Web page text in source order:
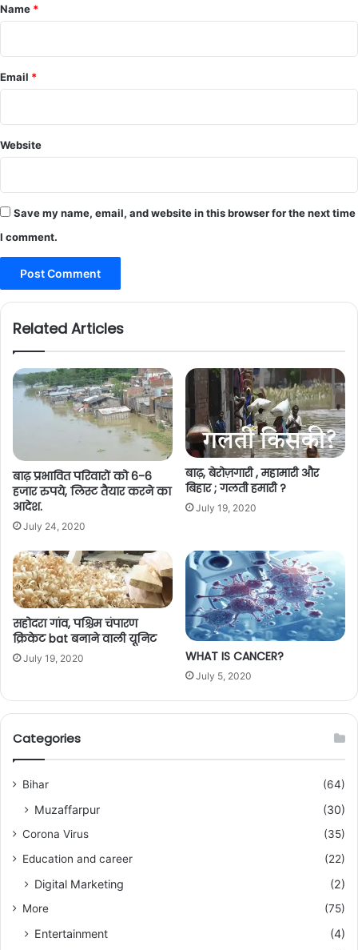
*
Name *
Email *
Website
Save my name, email, and website in this browser for the next time
I comment.
Related Articles
बाढ़ प्रभावित परिवारों को 6-6
हजार रुपये, लिस्ट तैयार करने का
आदेश.
July 24, 2020
बाढ़, बेरोज़गारी , महामारी और
बिहार ; गलती हमारी ?
July 19, 2020
सहोदरा गांव, पश्चिम चंपारण
क्रिकेट bat बनाने वाली यूनिट
July 19, 2020 WHAT IS CANCER?
July 5, 2020
Categories
Bihar (64)
Muzaffarpur (30)
Corona Virus
(35)
Education and career
(22)
Digital Marketing (2)
More (75)
Entertainment
(4)